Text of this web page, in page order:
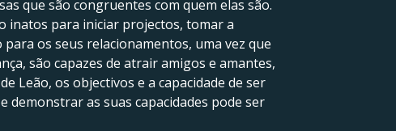
que são congruentes com quem elas são.
inatos para iniciar projectos, tomar a
os seus relacionamentos, uma vez que
são capazes de atrair amigos e amantes,
Leão, os objectivos e a capacidade de ser
demonstrar as suas capacidades pode ser